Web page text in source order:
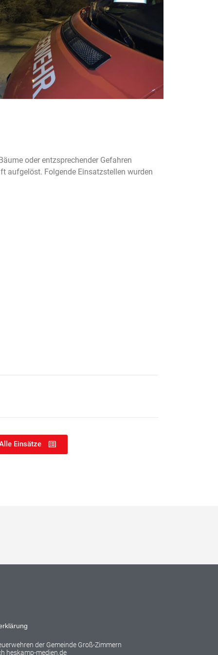
oder entzsprechender Gefahren
aufgelöst. Folgende Einsatzstellen wurden
Einsätze
der Gemeinde Groß-Zimmern
heskamp-medien.de